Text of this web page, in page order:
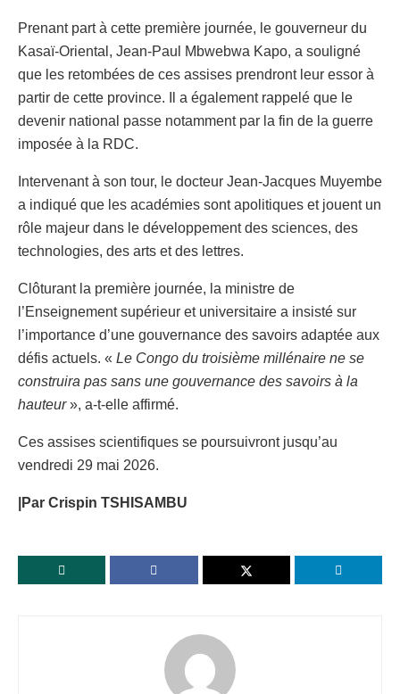
Prenant part à cette première journée, le gouverneur du
Kasaï-Oriental, Jean-Paul Mbwebwa Kapo, a souligné
que les retombées de ces assises prendront leur essor à
partir de cette province. Il a également rappelé que le
devenir national passe notamment par la fin de la guerre
imposée à la RDC.
Intervenant à son tour, le docteur Jean-Jacques Muyembe
a indiqué que les académies sont apolitiques et jouent un
rôle majeur dans le développement des sciences, des
technologies, des arts et des lettres.
Clôturant la première journée, la ministre de
l’Enseignement supérieur et universitaire a insisté sur
l’importance d’une gouvernance des savoirs adaptée aux
défis actuels. « Le Congo du troisième millénaire ne se
construira pas sans une gouvernance des savoirs à la
hauteur», a-t-elle affirmé.
Ces assises scientifiques se poursuivront jusqu’au
vendredi 29 mai 2026.
|Par Crispin TSHISAMBU